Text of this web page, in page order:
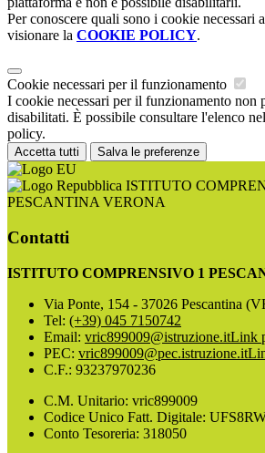
Per conoscere quali sono i cookie necessari
visionare la COOKIE POLICY.
Cookie necessari per il funzionamento
I cookie necessari per il funzionamento non
disabilitati. È possibile consultare l'elenco
policy.
Accetta tutti Salva le preferenze
ISTITUTO
PESCANTINA VERONA
Contatti
ISTITUTO COMPRENSIVO 1
Via Ponte, 154 - 37026 Pescantina
Tel: (+39) 045 7150742
Email: vric899009@istruzione.itLink
PEC: vric899009@pec.istruzione.it
C.F.: 93237970236
C.M. Unitario: vric899009
Codice Unico Fatt. Digitale:
Conto Tesoreria: 318050